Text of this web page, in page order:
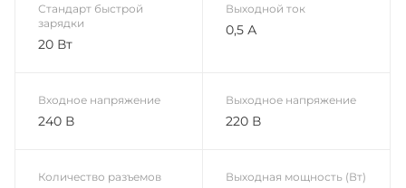
Стандарт быстрой
зарядки
20 Вт
Выходной ток
0,5 А
Входное напряжение
240 В
Выходное напряжение
220 В
Количество разъемов Выходная мощность (Вт)